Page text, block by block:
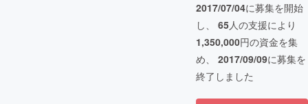
2017/07/04に募集を開始
し、 65人の支援により
1,350,000円の資金を集
め、 2017/09/09に募集を
終了しました